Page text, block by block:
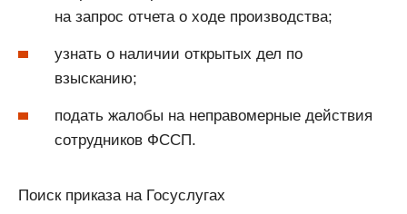
на запрос отчета о ходе производства;
узнать о наличии открытых дел по
взысканию;
подать жалобы на неправомерные действия
сотрудников ФССП.
Поиск приказа на Госуслугах